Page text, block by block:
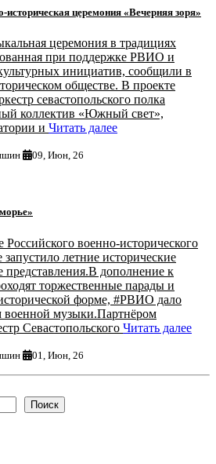
церемония «Вечерняя зоря»
церемония в традициях
при поддержке РВИО и
инициатив, сообщили в
обществе. В проекте
севастопольского полка
коллектив «Южный свет»,
и Читать далее
09, Июн, 26
Российского военно-исторического
летние исторические
представления.В дополнение к
торжественные парады и
форме, #РВИО дало
военной музыки.Партнёром
Севастопольского Читать далее
01, Июн, 26
Поиск